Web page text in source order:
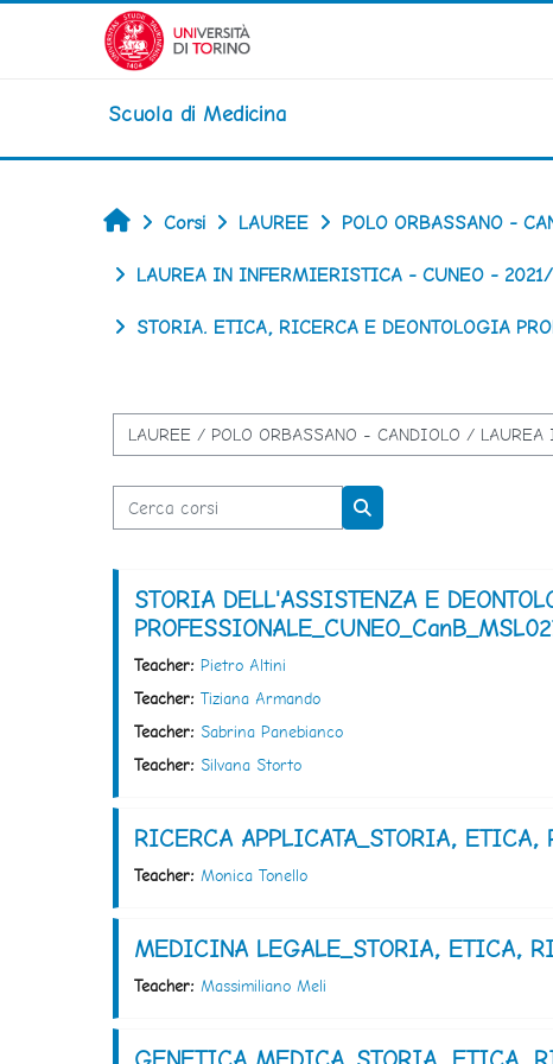
Vai al contenuto principale
Scuola di Medicina
Home
Corsi LAUREE POLO ORBASSANO -
LAUREA IN INFERMIERISTICA - CUNEO -
STORIA. ETICA, RICERCA E DEONTOLOGIA
Categorie di corso
Cerca corsi
STORIA DELL'ASSISTENZA E
Teacher: Pietro Altini
Teacher: Tiziana Armando
Teacher: Sabrina Panebianco
Teacher: Silvana Storto
RICERCA APPLICATA_STORIA, ETICA,
Teacher: Monica Tonello
MEDICINA LEGALE_STORIA, ETICA,
Teacher: Massimiliano Meli